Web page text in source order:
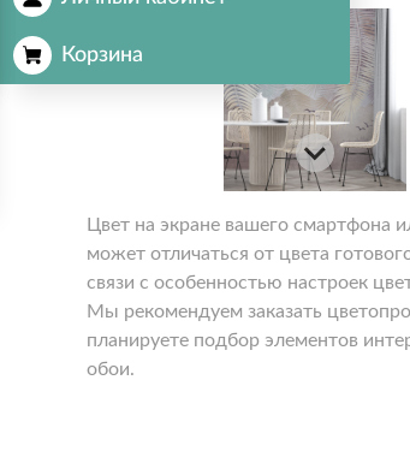
Корзина
Цвет на экране вашего смартфона
может отличаться от цвета
связи с особенностью настроек
Мы рекомендуем заказать
планируете подбор элементов
обои.